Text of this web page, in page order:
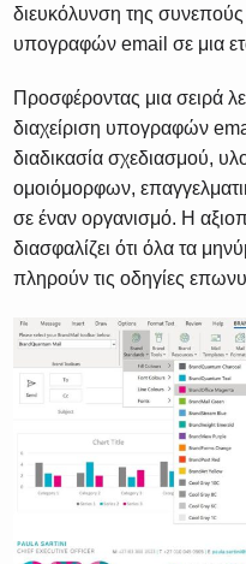
διευκόλυνση της
υπογραφών email σε μια
Προσφέροντας μια σειρά
διαχείριση υπογραφών
διαδικασία σχεδιασμού,
ομοιόμορφων,
σε έναν οργανισμό. Η
διασφαλίζει ότι όλα τα
πληρούν τις οδηγίες